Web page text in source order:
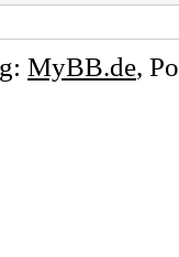
MyBB.de,